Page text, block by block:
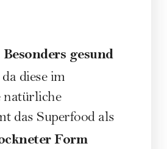
Besonders gesund
diese im
natürliche
das Superfood als
Form